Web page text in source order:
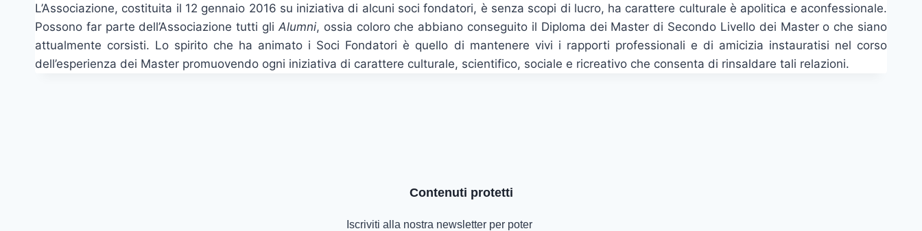
L’Associazione, costituita il 12 gennaio 2016 su iniziativa di alcuni soci fondatori, è senza scopi di lucro, ha carattere culturale è apolitica e aconfessionale.
Possono far parte dell’Associazione tutti gli Alumni, ossia coloro che abbiano conseguito il Diploma dei Master di Secondo Livello dei Master o che siano
attualmente corsisti. Lo spirito che ha animato i Soci Fondatori è quello di mantenere vivi i rapporti professionali e di amicizia instauratisi nel corso
dell’esperienza dei Master promuovendo ogni iniziativa di carattere culturale, scientifico, sociale e ricreativo che consenta di rinsaldare tali relazioni.
Contenuti protetti
Iscriviti alla nostra newsletter per poter